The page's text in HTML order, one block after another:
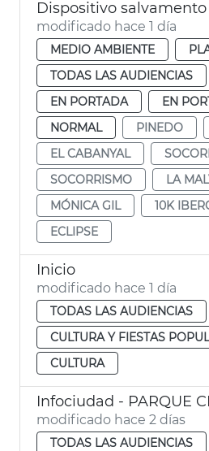
modificado hace 1 día
MEDIO AMBIENTE
TODAS LAS AUDIENCIAS
EN PORTADA
EN
NORMAL
PINEDO
EL CABANYAL
SOCORRISMO
LA
MÓNICA GIL
10K
ECLIPSE
Inicio
modificado hace 1 día
TODAS LAS AUDIENCIAS
CULTURA Y FIESTAS
CULTURA
Infociudad - PARQUE
modificado hace 2 días
TODAS LAS AUDIENCIAS